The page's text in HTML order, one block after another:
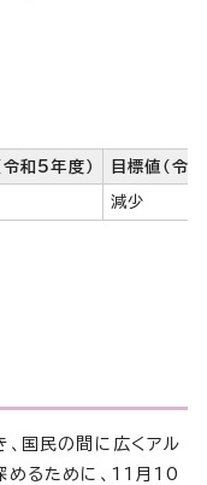
令和5年度） 目標値（令
減少
国民の間に広くアル
めるために、11月10